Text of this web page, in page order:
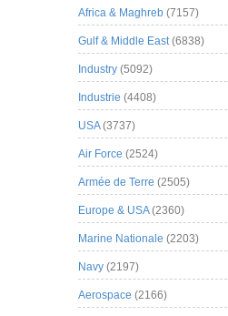
Africa & Maghreb (7157)
Gulf & Middle East(6838)
Industry (5092)
Industrie (4408)
USA(3737)
Air Force (2524)
Armée de Terre (2505)
Europe & USA(2360)
Marine Nationale (2203)
Navy (2197)
Aerospace (2166)